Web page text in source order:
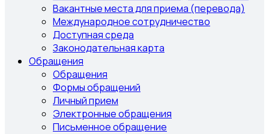
Вакантные места для приема (перевода)
Международное сотрудничество
Доступная среда
Законодательная карта
Обращения
Обращения
Формы обращений
Личный прием
Электронные обращения
Письменное обращение